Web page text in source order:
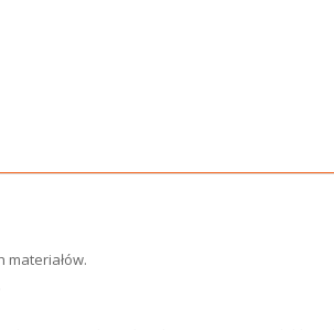
materiałów.